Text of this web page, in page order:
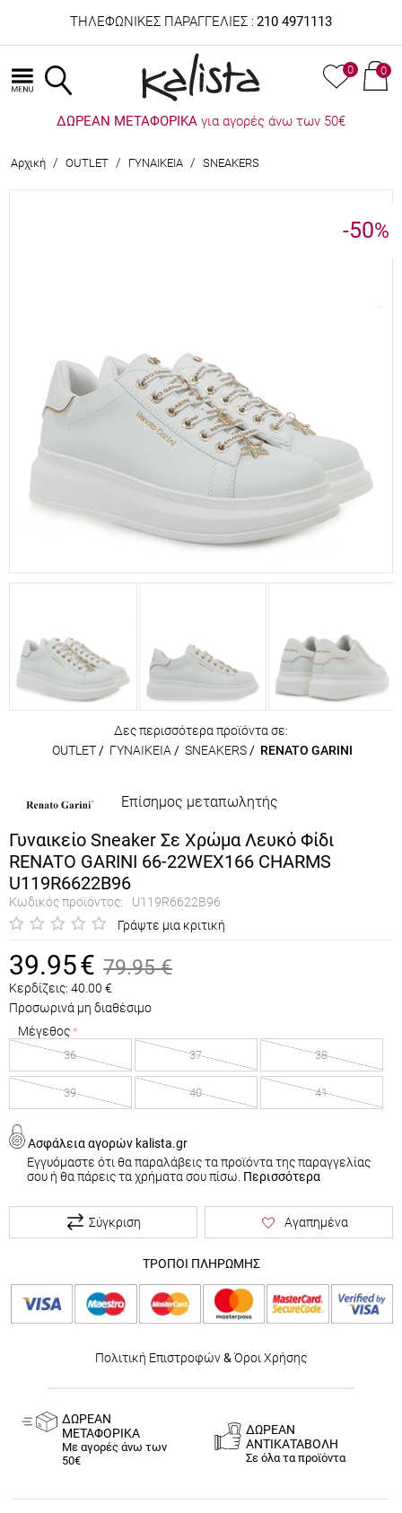
ΤΗΛΕΦΩΝΙΚΕΣ ΠΑΡΑΓΓΕΛΙΕΣ : 210 4971113
0 0
ΔΩΡΕΑΝ ΜΕΤΑΦΟΡΙΚΑ για αγορές άνω των 50€
Αρχική / OUTLET / ΓΥΝΑΙΚΕΙΑ / SNEAKERS
-50%
Δες περισσότερα προϊόντα σε:
OUTLET / ΓΥΝΑΙΚΕΙΑ / SNEAKERS / RENATO GARINI
Επίσημος μεταπωλητής
Γυναικείο Sneaker Σε Χρώμα Λευκό Φίδι
RENATO GARINI 66-22WEX166 CHARMS
U119R6622B96
Κωδικός προϊόντος:
U119R6622B96
Γράψτε μια κριτική
39.95€ 79.95 €
Κερδίζεις: 40.00 €
Προσωρινά μη διαθέσιμο
Μέγεθος
36 37 38
39 40 41
Ασφάλεια αγορών kalista.gr
Εγγυόμαστε ότι θα παραλάβεις τα προϊόντα της παραγγελίας
σου ή θα πάρεις τα χρήματα σου πίσω. Περισσότερα
Σύγκριση Αγαπημένα
ΤΡΟΠΟΙ ΠΛΗΡΩΜΗΣ
Πολιτική Επιστροφών& Όροι Χρήσης
ΔΩΡΕΑΝ
ΜΕΤΑΦΟΡΙΚΑ
Με αγορές άνω των
50€
ΔΩΡΕΑΝ
ΑΝΤΙΚΑΤΑΒΟΛΗ
Σε όλα τα προϊόντα